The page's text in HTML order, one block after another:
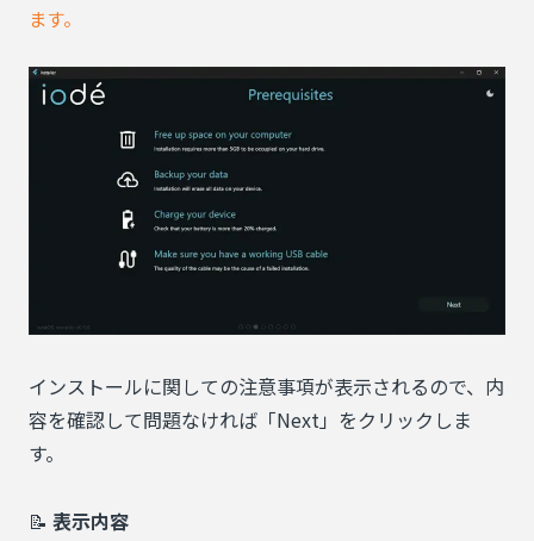
ます。
インストールに関しての注意事項が表示されるので、内
容を確認して問題なければ「Next」をクリックしま
す。
📝 表示内容